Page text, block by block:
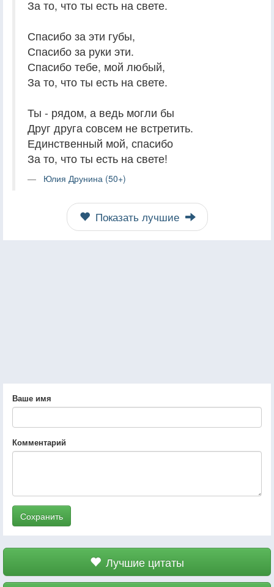
За то, что ты есть на свете.
Спасибо за эти губы,
Спасибо за руки эти.
Спасибо тебе, мой любый,
За то, что ты есть на свете.
Ты - рядом, а ведь могли бы
Друг друга совсем не встретить.
Единственный мой, спасибо
За то, что ты есть на свете!
Юлия Друнина (50+)
Показать лучшие
Ваше имя
Комментарий
Сохранить
Лучшие цитаты